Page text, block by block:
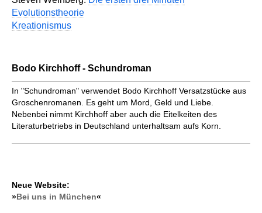
Evolutionstheorie
Kreationismus
Bodo Kirchhoff - Schundroman
In "Schundroman" verwendet Bodo Kirchhoff Versatzstücke aus
Groschenromanen. Es geht um Mord, Geld und Liebe.
Nebenbei nimmt Kirchhoff aber auch die Eitelkeiten des
Literaturbetriebs in Deutschland unterhaltsam aufs Korn.
Neue Website:
»Bei uns in München«